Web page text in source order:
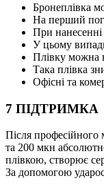
Бронеплівка
На перший
При
У цьому
Плівку можна
Така плівка
Офісні та
7 ПІДТРИМКА
Після професійного
та 200 мкн
плівкою, створює
За допомогою